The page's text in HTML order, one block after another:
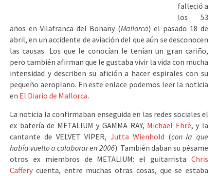
falleció a
los 53
años en Vilafranca del Bonany (Mallorca) el pasado 18 de
abril, en un accidente de aviación del que aún se desconocen
las causas. Los que le conocían le tenían un gran cariño,
pero también afirman que le gustaba vivir la vida con mucha
intensidad y describen su afición a hacer espirales con su
pequeño aeroplano. En este enlace podemos leer la noticia
en El Diario de Mallorca.
La noticia la confirmaban enseguida en las redes sociales el
ex batería de METALIUM y GAMMA RAY, Michael Ehré, y la
cantante de VELVET VIPER, Jutta Wienhold (con la que
había vuelto a colaborar en 2006). También daban su pésame
otros ex miembros de METALIUM: el guitarrista Chris
Caffery cuenta, entre muchas otras cosas, que se estaba